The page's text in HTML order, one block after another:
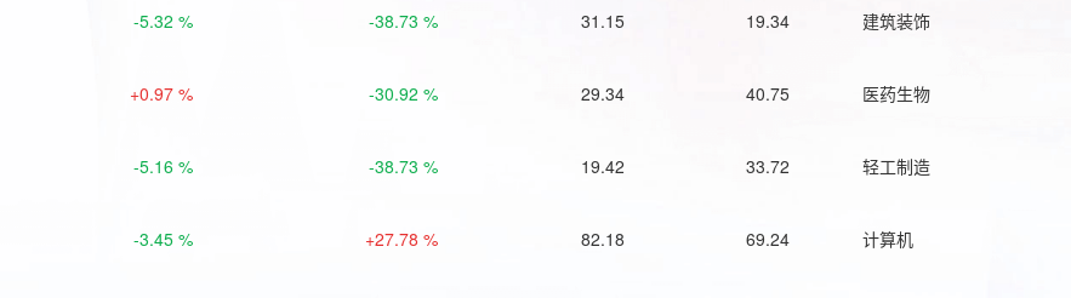
-5.32 % -38.73 % 31.15 19.34 建筑装饰
+0.97 % -30.92 % 29.34 40.75 医药生物
-5.16 % -38.73 % 19.42 33.72 轻工制造
-3.45 % +27.78 % 82.18 69.24 计算机